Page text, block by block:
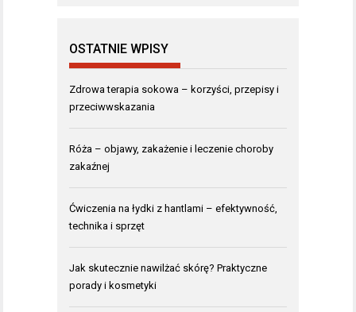
OSTATNIE WPISY
Zdrowa terapia sokowa – korzyści, przepisy i
przeciwwskazania
Róża – objawy, zakażenie i leczenie choroby
zakaźnej
Ćwiczenia na łydki z hantlami – efektywność,
technika i sprzęt
Jak skutecznie nawilżać skórę? Praktyczne
porady i kosmetyki